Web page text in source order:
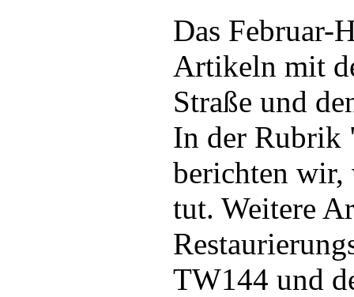
Das Februar-
Artikeln mit
Straße und
In der Rubrik
berichten wir,
tut. Weitere
TW144 und